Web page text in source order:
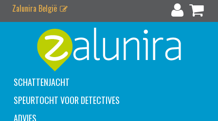
Zalunira België
SCHATTENJACHT
SPEURTOCHT VOOR DETECTIVES
ADVIES